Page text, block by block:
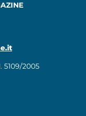
5109/2005